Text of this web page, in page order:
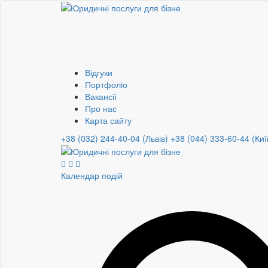
Відгуки
Портфоліо
Вакансії
Про нас
Карта сайту
+38 (032) 244-40-04 (Львів) +38 (044) 333-60-44
Календар подій